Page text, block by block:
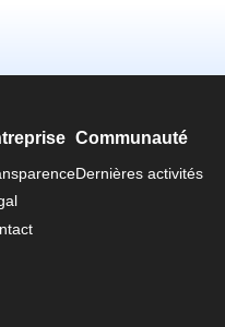
Communauté
Dernières activités